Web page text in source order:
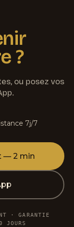
?
ou posez vos
7j/7
— 2 min
· GARANTIE
JOURS